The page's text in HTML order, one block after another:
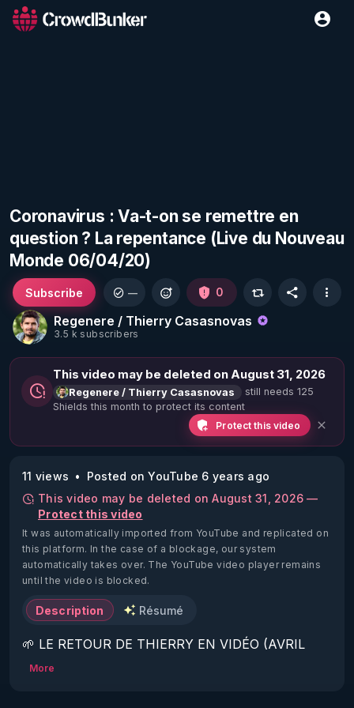
Coronavirus : Va-t-on se remettre en
question ? La repentance (Live du Nouveau
Monde 06/04/20)
Regenere / Thierry Casasnovas
3.5 k subscribers
Subscribe — 0
This video may be deleted on August 31, 2026
Regenere / Thierry Casasnovas
still needs 125
Shields this month to protect its content
Protect this video
11 views
Posted on YouTube 6 years ago
This video may be deleted on August 31, 2026 —
Protect this video
It was automatically imported from YouTube and replicated on
this platform. In the case of a blockage, our system
automatically takes over. The YouTube video player remains
until the video is blocked.
Description Résumé
🌱 LE RETOUR DE THIERRY EN VIDÉO (AVRIL
2022)!
More